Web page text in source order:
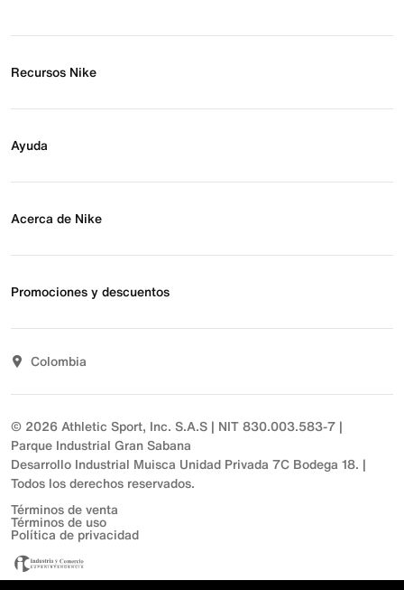
Recursos Nike
Regístrate para recibir correos
Ayuda
Preguntas frecuentes
Devoluciones
Comunicate con nosotros
Acerca de Nike
Noticias
Sostenibilidad
Promociones y descuentos
T&C actividades comerciales
Colombia
© 2026 Athletic Sport, Inc. S.A.S | NIT 830.003.583-7 |
Parque Industrial Gran Sabana
Desarrollo Industrial Muisca Unidad Privada 7C Bodega 18. |
Todos los derechos reservados.
Términos de venta
Términos de uso
Política de privacidad